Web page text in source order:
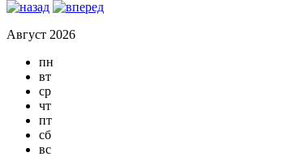
Август 2026
пн
вт
ср
чт
пт
сб
вс